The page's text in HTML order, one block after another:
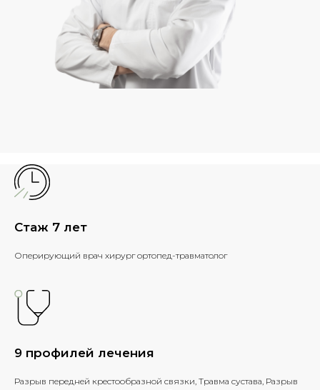
Стаж 7 лет
Оперирующий врач хирург ортопед-травматолог
9 профилей лечения
Разрыв передней крестообразной связки, Травма сустава, Разрыв